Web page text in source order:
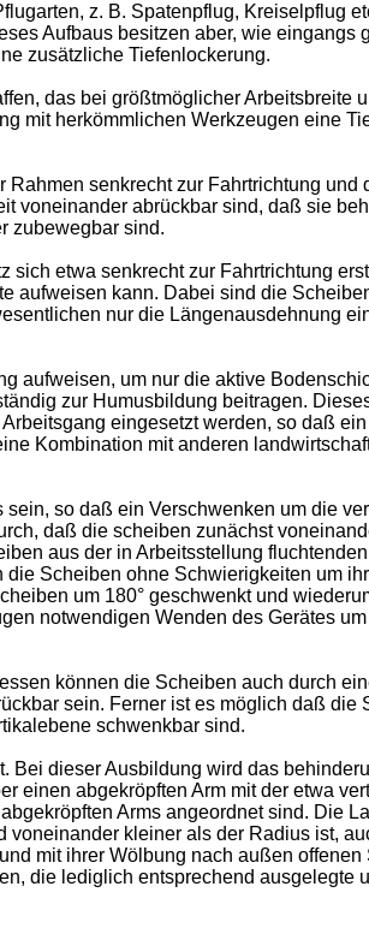
z. B. Spatenpflug, Kreiselpflug
Aufbaus besitzen aber, wie eingangs
zusätzliche Tiefenlockerung.
das bei größtmöglicher Arbeitsbreite
mit herkömmlichen Werkzeugen eine
senkrecht zur Fahrtrichtung und
voneinander abrückbar sind, daß sie
zubewegbar sind.
etwa senkrecht zur Fahrtrichtung
aufweisen kann. Dabei sind die
nur die Längenausdehnung
aufweisen, um nur die aktive
zur Humusbildung beitragen.
eingesetzt werden, so daß
Kombination mit anderen
so daß ein Verschwenken um die
daß die scheiben zunächst
aus der in Arbeitsstellung
Scheiben ohne Schwierigkeiten um
um 180° geschwenkt und
notwendigen Wenden des Gerätes
können die Scheiben auch durch
sein. Ferner ist es möglich daß die
schwenkbar sind.
Bei dieser Ausbildung wird das
einen abgekröpften Arm mit der etwa
Arms angeordnet sind. Die
kleiner als der Radius ist,
mit ihrer Wölbung nach außen offenen
die lediglich entsprechend ausgelegte